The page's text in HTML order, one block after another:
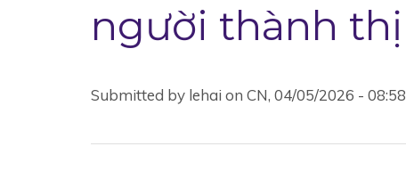
người thành thị
Submitted by lehai on CN, 04/05/2026 - 08:58